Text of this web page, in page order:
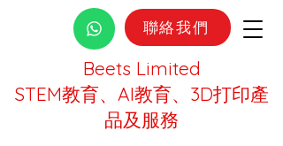
Beets Limited
STEM教育、AI教育、3D打印產
品及服務
聯絡我們